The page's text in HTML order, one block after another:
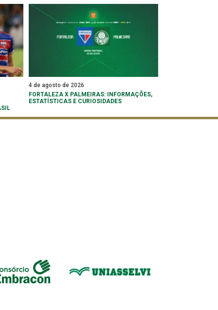
4 de agosto de 2026
FORTALEZA X PALMEIRAS: INFORMAÇÕES,
ESTATÍSTICAS E CURIOSIDADES